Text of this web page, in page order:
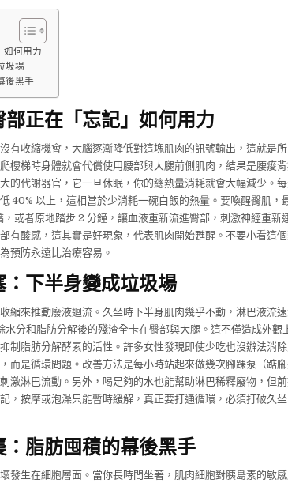
如何用力
圾場
後黑手
正在「忘記」如何用力
有收縮機會，大腦逐漸降低對這塊肌肉的訊號輸出，這就是所
樓梯時身體就會代償使用腰部與大腿前側肌肉，結果是腰痠
的代謝器官，它一旦休眠，你的總熱量消耗就會大幅減少。
40% 以上，這相當於少消耗一碗白飯的熱量。要喚醒臀肌，
或者原地踏步 2 分鐘，讓血液重新流進臀部，刺激神經重新
有酸感，這其實是好現象，代表肌肉開始甦醒。不要小看這
預防永遠比治療容易。
下半身變成垃圾場
縮來推動廢液迴流。久坐時下半身肌肉幾乎不動，淋巴液流
水分和脂肪分解後的殘渣全卡在臀部與大腿。這不僅造成外觀
制脂肪分解酵素的活性。許多女性發現即使少吃也沒辦法消
而是循環問題。改善方法是每小時站起來做幾次腳踝泵（踮
激淋巴流動。另外，喝足夠的水也能幫助淋巴稀釋廢物，但
，按摩或泡澡只能暫時緩解，真正要打通循環，必須打破久
脂肪囤積的幕後黑手
發生在細胞層面。當你長時間坐著，肌肉細胞對胰島素的敏